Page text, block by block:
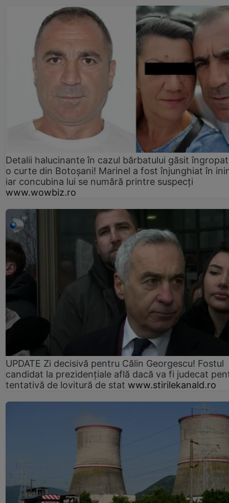
Detalii halucinante în cazul bărbatului găsit
o curte din Botoșani! Marinel a fost înjunghiat în
iar concubina lui se numără printre suspecți
www.wowbiz.ro
UPDATE Zi decisivă pentru Călin Georgescu! Fostul
candidat la prezidențiale află dacă va fi judecat
tentativă de lovitură de stat www.stirilekanald.ro